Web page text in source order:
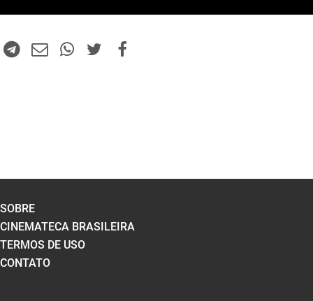
SOBRE
CINEMATECA BRASILEIRA
TERMOS DE USO
CONTATO